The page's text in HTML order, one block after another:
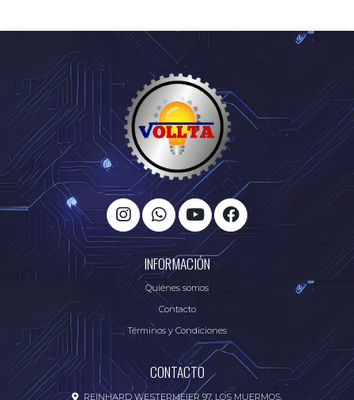
INFORMACIÓN
Quiénes somos
Contacto
Términos y Condiciones
CONTACTO
REINHARD WESTERMEIER 97, LOS MUERMOS.